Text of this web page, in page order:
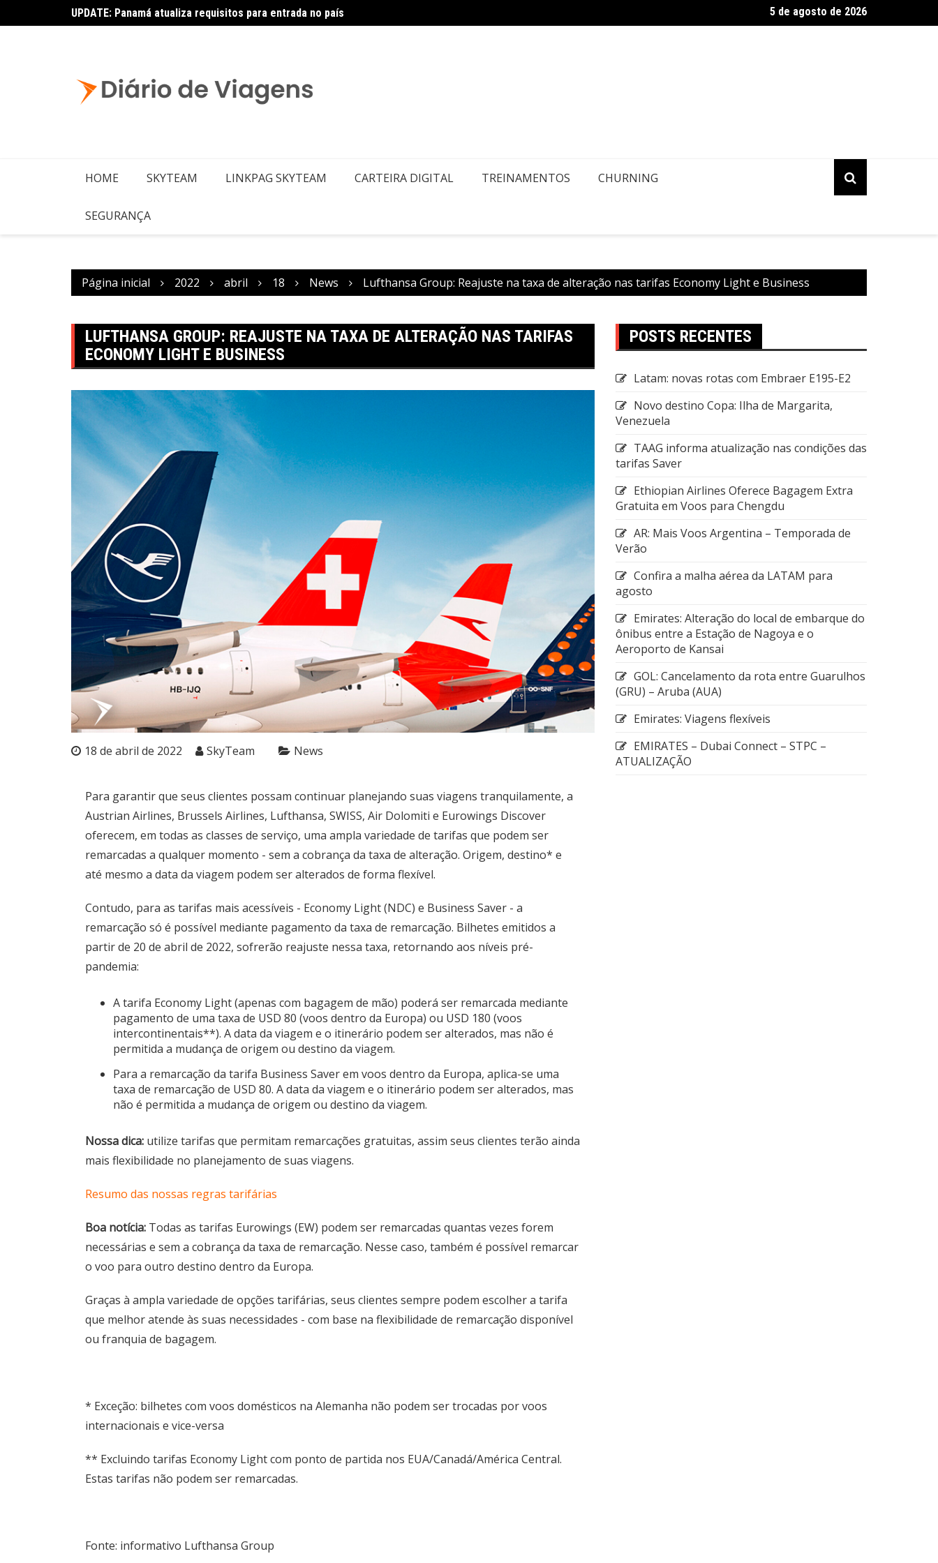
UPDATE: Panamá atualiza requisitos para entrada no país
Latam: novas rotas com Embraer E195-E2 Novo destino Copa: Ilha de Margarita, Venezuela
5 de agosto de 2026
HOME SKYTEAM LINKPAG SKYTEAM CARTEIRA DIGITAL TREINAMENTOS CHURNING
SEGURANÇA
Página inicial 2022 abril 18 News Lufthansa Group: Reajuste na taxa de alteração nas tarifas Economy Light e Business
LUFTHANSA GROUP: REAJUSTE NA TAXA DE ALTERAÇÃO NAS TARIFAS
ECONOMY LIGHT E BUSINESS
18 de abril de 2022 SkyTeam News
Para garantir que seus clientes possam continuar planejando suas viagens tranquilamente, a
Austrian Airlines, Brussels Airlines, Lufthansa, SWISS, Air Dolomiti e Eurowings Discover
oferecem, em todas as classes de serviço, uma ampla variedade de tarifas que podem ser
remarcadas a qualquer momento - sem a cobrança da taxa de alteração. Origem, destino* e
até mesmo a data da viagem podem ser alterados de forma flexível.
Contudo, para as tarifas mais acessíveis - Economy Light (NDC) e Business Saver - a
remarcação só é possível mediante pagamento da taxa de remarcação. Bilhetes emitidos a
partir de 20 de abril de 2022, sofrerão reajuste nessa taxa, retornando aos níveis pré-
pandemia:
A tarifa Economy Light (apenas com bagagem de mão) poderá ser remarcada mediante
pagamento de uma taxa de USD 80 (voos dentro da Europa) ou USD 180 (voos
intercontinentais**). A data da viagem e o itinerário podem ser alterados, mas não é
permitida a mudança de origem ou destino da viagem.
Para a remarcação da tarifa Business Saver em voos dentro da Europa, aplica-se uma
taxa de remarcação de USD 80. A data da viagem e o itinerário podem ser alterados, mas
não é permitida a mudança de origem ou destino da viagem.
Nossa dica: utilize tarifas que permitam remarcações gratuitas, assim seus clientes terão ainda
mais flexibilidade no planejamento de suas viagens.
Resumo das nossas regras tarifárias
Boa notícia: Todas as tarifas Eurowings (EW) podem ser remarcadas quantas vezes forem
necessárias e sem a cobrança da taxa de remarcação. Nesse caso, também é possível remarcar
o voo para outro destino dentro da Europa.
Graças à ampla variedade de opções tarifárias, seus clientes sempre podem escolher a tarifa
que melhor atende às suas necessidades - com base na flexibilidade de remarcação disponível
ou franquia de bagagem.
* Exceção: bilhetes com voos domésticos na Alemanha não podem ser trocadas por voos
internacionais e vice-versa
** Excluindo tarifas Economy Light com ponto de partida nos EUA/Canadá/América Central.
Estas tarifas não podem ser remarcadas.
Fonte: informativo Lufthansa Group
POSTS RECENTES
Latam: novas rotas com Embraer E195-E2
Novo destino Copa: Ilha de Margarita,
Venezuela
TAAG informa atualização nas condições das
tarifas Saver
Ethiopian Airlines Oferece Bagagem Extra
Gratuita em Voos para Chengdu
AR: Mais Voos Argentina – Temporada de
Verão
Confira a malha aérea da LATAM para
agosto
Emirates: Alteração do local de embarque do
ônibus entre a Estação de Nagoya e o
Aeroporto de Kansai
GOL: Cancelamento da rota entre Guarulhos
(GRU) – Aruba (AUA)
Emirates: Viagens flexíveis
EMIRATES – Dubai Connect – STPC –
ATUALIZAÇÃO